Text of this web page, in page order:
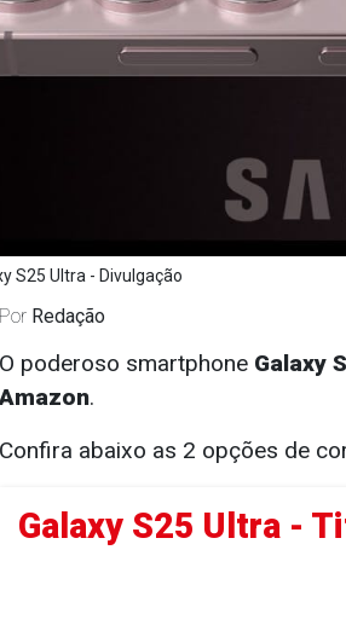
S25 Ultra - Divulgação
Por Redação
O poderoso smartphone Galaxy
Amazon.
Confira abaixo as 2 opções de
Galaxy S25 Ultra -